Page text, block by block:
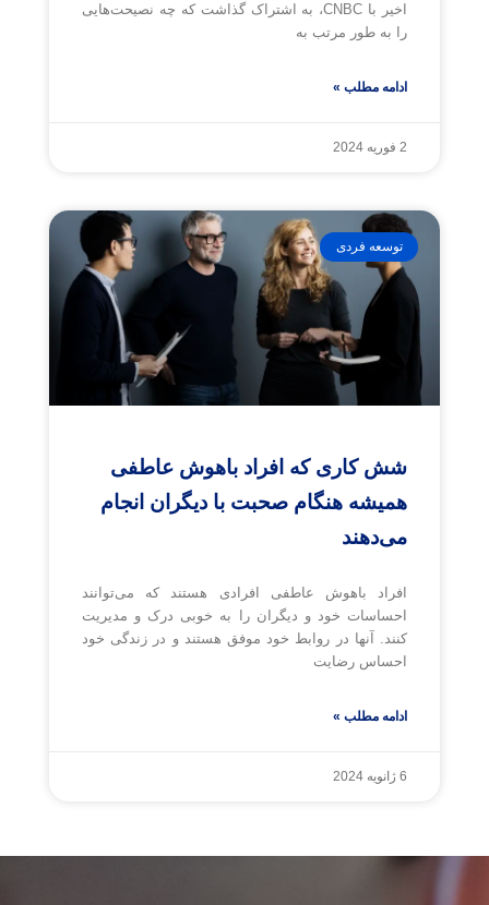
اخیر با CNBC، به اشتراک گذاشت که چه نصیحت‌هایی
را به طور مرتب به
ادامه مطلب »
2 فوریه 2024
توسعه فردی
شش کاری که افراد باهوش عاطفی
همیشه هنگام صحبت با دیگران انجام
می‌دهند
افراد باهوش عاطفی افرادی هستند که می‌توانند
احساسات خود و دیگران را به خوبی درک و مدیریت
کنند. آنها در روابط خود موفق هستند و در زندگی خود
احساس رضایت
ادامه مطلب »
6 ژانویه 2024